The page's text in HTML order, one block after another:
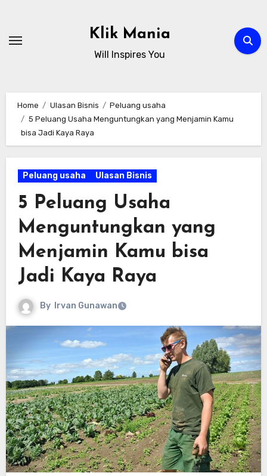
content
Klik Mania
Will Inspires You
Home Ulasan Bisnis
Peluang usaha
5 Peluang Usaha Menguntungkan yang Menjamin Kamu
bisa Jadi Kaya Raya
Peluang usaha Ulasan Bisnis
5 Peluang Usaha
Menguntungkan yang
Menjamin Kamu bisa
Jadi Kaya Raya
By Irvan Gunawan